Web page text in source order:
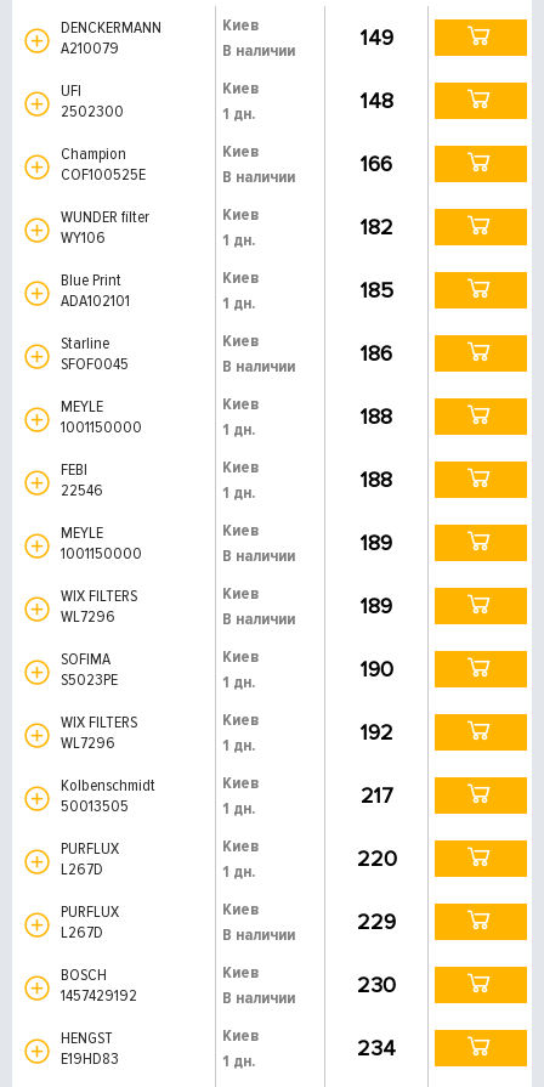
DENCKERMANN
A210079
Киев
В наличии
149
UFI
2502300
Киев
1 дн.
148
Champion
COF100525E
Киев
В наличии
166
WUNDER filter
WY106
Киев
1 дн.
182
Blue Print
ADA102101
Киев
1 дн.
185
Starline
SFOF0045
Киев
В наличии
186
MEYLE
1001150000
Киев
1 дн.
188
FEBI
22546
Киев
1 дн.
188
MEYLE
1001150000
Киев
В наличии
189
WIX FILTERS
WL7296
Киев
В наличии
189
SOFIMA
S5023PE
Киев
1 дн.
190
WIX FILTERS
WL7296
Киев
1 дн.
192
Kolbenschmidt
50013505
Киев
1 дн.
217
PURFLUX
L267D
Киев
1 дн.
220
PURFLUX
L267D
Киев
В наличии
229
BOSCH
1457429192
Киев
В наличии
230
HENGST
E19HD83
Киев
1 дн.
234